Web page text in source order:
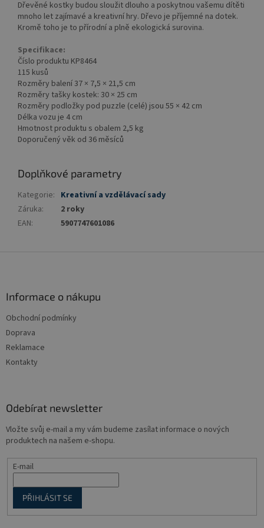
Dřevěné kostky budou sloužit dlouho a poskytnou vašemu dítěti
mnoho let zajímavé a kreativní hry. Dřevo je příjemné na dotek.
Kromě toho je to přírodní a plně ekologická surovina.
Specifikace:
Číslo produktu KP8464
115 kusů
Rozměry balení 37 × 7,5 × 21,5 cm
Rozměry tašky kostek: 30 × 25 cm
Rozměry podložky pod puzzle (celé) jsou 55 × 42 cm
Délka vozu je 4 cm
Hmotnost produktu s obalem 2,5 kg
Doporučený věk od 36 měsíců
Doplňkové parametry
Kategorie: Kreativní a vzdělávací sady
Záruka:
2 roky
EAN: 5907747601086
Informace o nákupu
Obchodní podmínky
Doprava
Reklamace
Kontakty
Odebírat newsletter
Vložte svůj e-mail a my vám budeme zasílat informace o nových
produktech na našem e-shopu.
E-mail
PŘIHLÁSIT SE